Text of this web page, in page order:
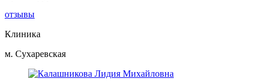
отзывы
Клиника
м. Сухаревская